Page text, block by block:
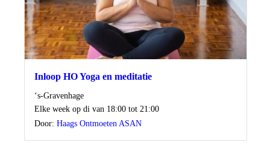
Inloop HO Yoga en meditatie
Locatie
‘s-Gravenhage
Wanneer
Elke week op di van 18:00 tot 21:00
Door: Haags Ontmoeten ASAN